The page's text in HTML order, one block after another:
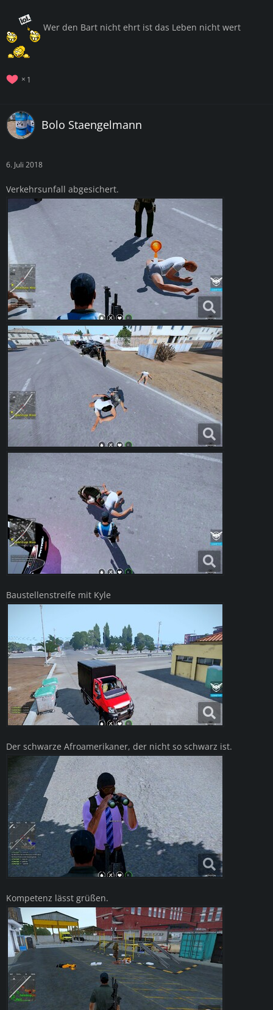
Wer den Bart nicht ehrt ist das Leben nicht wert
1
Bolo Staengelmann
6. Juli 2018
Verkehrsunfall abgesichert.
Baustellenstreife mit Kyle
Der schwarze Afroamerikaner, der nicht so schwarz ist.
Kompetenz lässt grüßen.